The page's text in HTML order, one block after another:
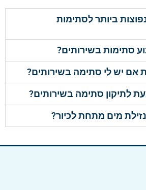
ביותר לסתימות
סתימות בשירותים?
אם יש לי סתימה בשירותים?
לתיקון סתימה בשירותים?
מים מתחת לכיור?